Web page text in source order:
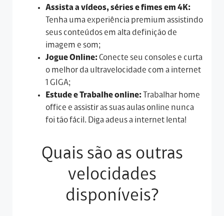
Assista a vídeos, séries e fimes em 4K:
Tenha uma experiência premium assistindo
seus conteúdos em alta definição de
imagem e som;
Jogue Online:Conecte seu consoles e curta
o melhor da ultravelocidade com a internet
1 GIGA;
Estude e Trabalhe online:
Trabalhar home
office e assistir as suas aulas online nunca
foi tão fácil. Diga adeus a internet lenta!
Quais são as outras
velocidades
disponíveis?